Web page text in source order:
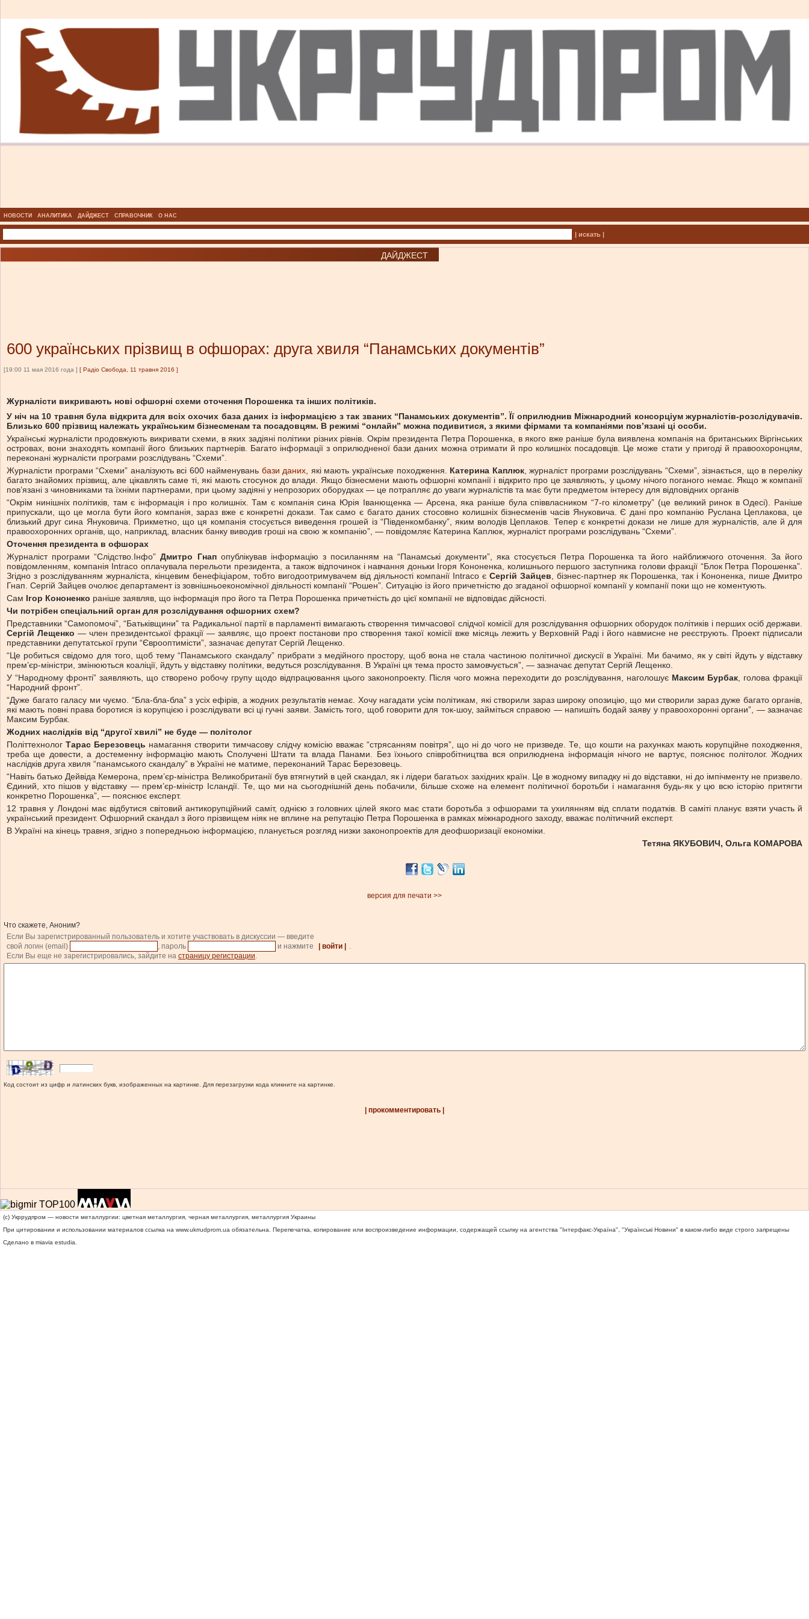
НОВОСТИ АНАЛИТИКА ДАЙДЖЕСТ СПРАВОЧНИК О НАС
| искать |
ДАЙДЖЕСТ
600 українських прізвищ в офшорах: друга хвиля “Панамських документів”
[19:00 11 мая 2016 года ] [ Радіо Свобода, 11 травня 2016 ]
Журналісти викривають нові офшорні схеми оточення Порошенка та інших політиків.
У ніч на 10 травня була відкрита для всіх охочих база даних із інформацією з так званих “Панамських документів”. Її оприлюднив Міжнародний консорціум журналістів-розслідувачів.
Близько 600 прізвищ належать українським бізнесменам та посадовцям. В режимі “онлайн” можна подивитися, з якими фірмами та компаніями пов’язані ці особи.
Українські журналісти продовжують викривати схеми, в яких задіяні політики різних рівнів. Окрім президента Петра Порошенка, в якого вже раніше була виявлена компанія на британських Віргінських
островах, вони знаходять компанії його близьких партнерів. Багато інформації з оприлюдненої бази даних можна отримати й про колишніх посадовців. Це може стати у пригоді й правоохоронцям,
переконані журналісти програми розслідувань “Схеми”.
Журналісти програми “Схеми” аналізують всі 600 найменувань бази даних , які мають українське походження. Катерина Каплюк, журналіст програми розслідувань “Схеми”, зізнається, що в переліку
багато знайомих прізвищ, але цікавлять саме ті, які мають стосунок до влади. Якщо бізнесмени мають офшорні компанії і відкрито про це заявляють, у цьому нічого поганого немає. Якщо ж компанії
пов’язані з чиновниками та їхніми партнерами, при цьому задіяні у непрозорих оборудках — це потрапляє до уваги журналістів та має бути предметом інтересу для відповідних органів
“Окрім нинішніх політиків, там є інформація і про колишніх. Там є компанія сина Юрія Іванющенка — Арсена, яка раніше була співвласником “7-го кілометру” (це великий ринок в Одесі). Раніше
припускали, що це могла бути його компанія, зараз вже є конкретні докази. Так само є багато даних стосовно колишніх бізнесменів часів Януковича. Є дані про компанію Руслана Цеплакова, це
близький друг сина Януковича. Прикметно, що ця компанія стосується виведення грошей із “Південкомбанку”, яким володів Цеплаков. Тепер є конкретні докази не лише для журналістів, але й для
правоохоронних органів, що, наприклад, власник банку виводив гроші на свою ж компанію”, — повідомляє Катерина Каплюк, журналіст програми розслідувань “Схеми”.
Оточення президента в офшорах
Журналіст програми “Слідство.Інфо”Дмитро Гнапопублікував інформацію з посиланням на “Панамські документи”, яка стосується Петра Порошенка та його найближчого оточення. За його
повідомленням, компанія Intraco оплачувала перельоти президента, а також відпочинок і навчання доньки Ігоря Кононенка, колишнього першого заступника голови фракції “Блок Петра Порошенка”.
Згідно з розслідуванням журналіста, кінцевим бенефіціаром, тобто вигодоотримувачем від діяльності компанії Intraco є Сергій Зайцев , бізнес-партнер як Порошенка, так і Кононенка, пише Дмитро
Гнап. Сергій Зайцев очолює департамент із зовнішньоекономічної діяльності компанії “Рошен”. Ситуацію із його причетністю до згаданої офшорної компанії у компанії поки що не коментують.
Сам Ігор Кононенко раніше заявляв, що інформація про його та Петра Порошенка причетність до цієї компанії не відповідає дійсності.
Чи потрібен спеціальний орган для розслідування офшорних схем?
Представники “Самопомочі”, “Батьківщини” та Радикальної партії в парламенті вимагають створення тимчасової слідчої комісії для розслідування офшорних оборудок політиків і перших осіб держави.
Сергій Лещенко — член президентської фракції — заявляє, що проект постанови про створення такої комісії вже місяць лежить у Верховній Раді і його навмисне не реєструють. Проект підписали
представники депутатської групи “Єврооптимісти”, зазначає депутат Сергій Лещенко.
“Це робиться свідомо для того, щоб тему “Панамського скандалу” прибрати з медійного простору, щоб вона не стала частиною політичної дискусії в Україні. Ми бачимо, як у світі йдуть у відставку
прем’єр-міністри, змінюються коаліції, йдуть у відставку політики, ведуться розслідування. В Україні ця тема просто замовчується”, — зазначає депутат Сергій Лещенко.
У “Народному фронті” заявляють, що створено робочу групу щодо відпрацювання цього законопроекту. Після чого можна переходити до розслідування, наголошує Максим Бурбак , голова фракції
“Народний фронт”.
“Дуже багато галасу ми чуємо. “Бла-бла-бла” з усіх ефірів, а жодних результатів немає. Хочу нагадати усім політикам, які створили зараз широку опозицію, що ми створили зараз дуже багато органів,
які мають повні права боротися із корупцією і розслідувати всі ці гучні заяви. Замість того, щоб говорити для ток-шоу, займіться справою — напишіть бодай заяву у правоохоронні органи”, — зазначає
Максим Бурбак.
Жодних наслідків від “другої хвилі” не буде — політолог
ПоліттехнологТарас Березовець намагання створити тимчасову слідчу комісію вважає “стрясанням повітря”, що ні до чого не призведе. Те, що кошти на рахунках мають корупційне походження,
треба ще довести, а достеменну інформацію мають Сполучені Штати та влада Панами. Без їхнього співробітництва вся оприлюднена інформація нічого не вартує, пояснює політолог. Жодних
наслідків друга хвиля “панамського скандалу” в Україні не матиме, переконаний Тарас Березовець.
“Навіть батько Дейвіда Кемерона, прем’єр-міністра Великобританії був втягнутий в цей скандал, як і лідери багатьох західних країн. Це в жодному випадку ні до відставки, ні до імпічменту не призвело.
Єдиний, хто пішов у відставку — прем’єр-міністр Ісландії. Те, що ми на сьогоднішній день побачили, більше схоже на елемент політичної боротьби і намагання будь-як у цю всю історію притягти
конкретно Порошенка”, — пояснює експерт.
12 травня у Лондоні має відбутися світовий антикорупційний саміт, однією з головних цілей якого має стати боротьба з офшорами та ухилянням від сплати податків. В саміті планує взяти участь й
український президент. Офшорний скандал з його прізвищем ніяк не вплине на репутацію Петра Порошенка в рамках міжнародного заходу, вважає політичний експерт.
В Україні на кінець травня, згідно з попередньою інформацією, планується розгляд низки законопроектів для деофшоризації економіки.
Тетяна ЯКУБОВИЧ, Ольга КОМАРОВА
версия для печати >>
Что скажете, Аноним?
Если Вы зарегистрированный пользователь и хотите участвовать в дискуссии — введите
свой логин (email)
, пароль и нажмите | войти |
.
Если Вы еще не зарегистрировались, зайдите на страницу регистрации.
Код состоит из цифр и латинских букв, изображенных на картинке. Для перезагрузки кода кликните на картинке.
| прокомментировать |
(c) Укррудпром — новости металлургии: цветная металлургия, черная металлургия, металлургия Украины
При цитировании и использовании материалов ссылка на www.ukrrudprom.ua обязательна. Перепечатка, копирование или воспроизведение информации, содержащей ссылку на агентства "Iнтерфакс-Україна", "Українськi Новини" в каком-либо виде строго запрещены
Сделано в miavia estudia.